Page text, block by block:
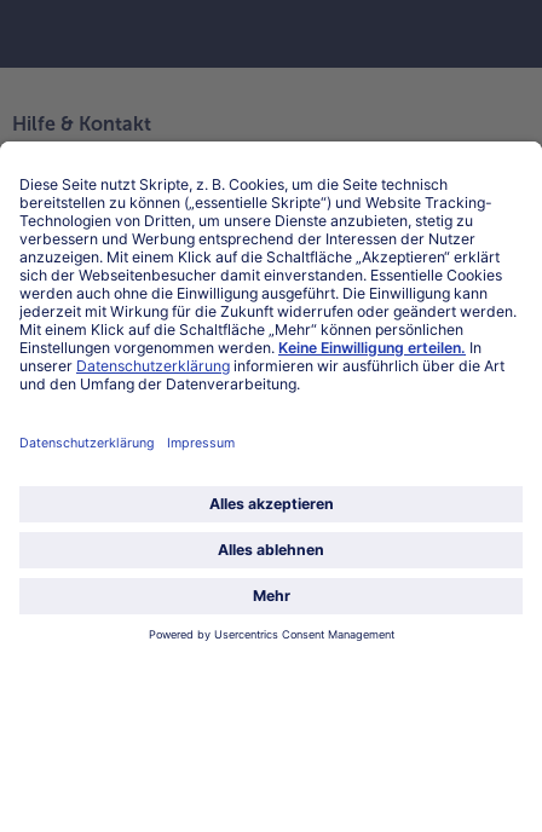
Hilfe & Kontakt
Kontakt
FAQ
Service
Unternehmen